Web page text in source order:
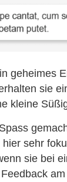
geheimes
sie
kleine
sehr
sie bei